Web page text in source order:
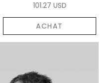
101.27 USD
ACHAT